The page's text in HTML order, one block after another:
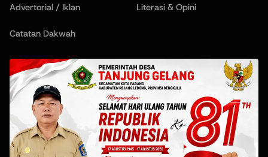
Advertorial / Iklan Literasi & Opini
Catatan Dakwah